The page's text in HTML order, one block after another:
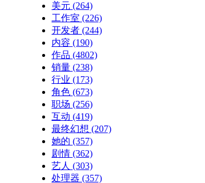
美元 (264)
工作室 (226)
开发者 (244)
内容 (190)
作品 (4802)
销量 (238)
行业 (173)
角色 (673)
职场 (256)
互动 (419)
最终幻想 (207)
她的 (357)
剧情 (362)
艺人 (303)
处理器 (357)